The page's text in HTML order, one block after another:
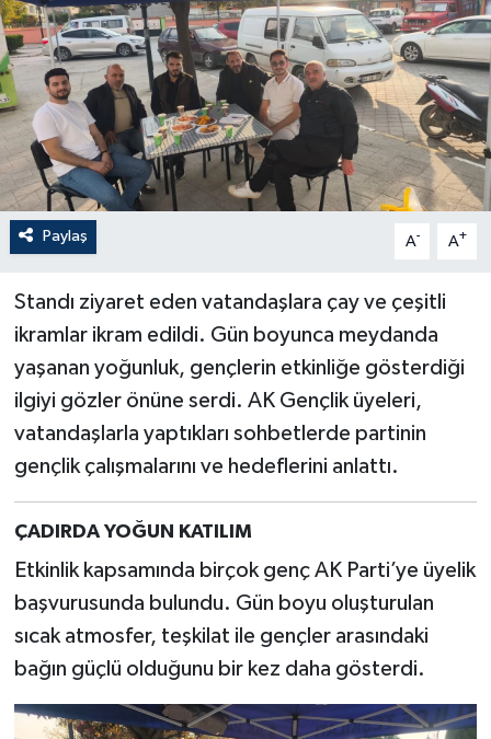
Paylaş A- A+
Standı ziyaret eden vatandaşlara çay ve çeşitli
ikramlar ikram edildi. Gün boyunca meydanda
yaşanan yoğunluk, gençlerin etkinliğe gösterdiği
ilgiyi gözler önüne serdi. AK Gençlik üyeleri,
vatandaşlarla yaptıkları sohbetlerde partinin
gençlik çalışmalarını ve hedeflerini anlattı.
ÇADIRDA YOĞUN KATILIM
Etkinlik kapsamında birçok genç AK Parti’ye üyelik
başvurusunda bulundu. Gün boyu oluşturulan
sıcak atmosfer, teşkilat ile gençler arasındaki
bağın güçlü olduğunu bir kez daha gösterdi.